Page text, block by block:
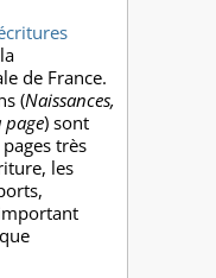
de France.
(Naissances,
page) sont
très
les